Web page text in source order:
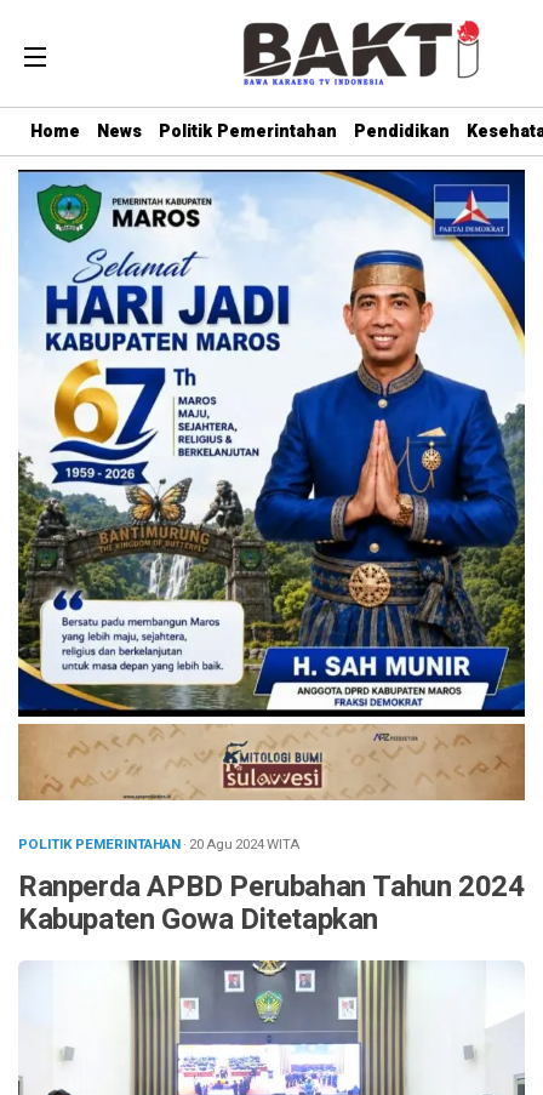
Home News Politik Pemerintahan Pendidikan
POLITIK PEMERINTAHAN· 20 Agu 2024WITA
Ranperda APBD Perubahan Tahun 2024
Kabupaten Gowa Ditetapkan